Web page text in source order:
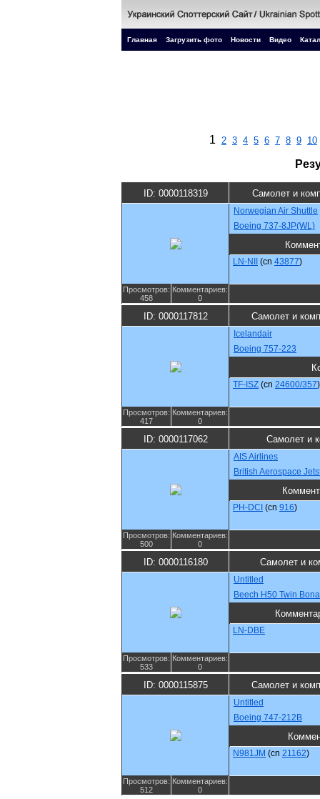
Главная Загрузить фото Новости Видео
1 2 3 4 5 6 7 8 9 10
ID: 0000118319 Самолет и
Norwegian Air Shuttle
Boeing 737-8JP(WL)
LN-NII (cn 43877)
Просмотров:
458
Комментариев:
0
ID: 0000117812 Самолет и
Icelandair
Boeing 757-223
TF-ISZ (cn 24600/357)
Просмотров:
417
Комментариев:
0
ID: 0000117062 Самолет и
AIS Airlines
British Aerospace
PH-DCI (cn 916)
Просмотров:
500
Комментариев:
0
ID: 0000116180 Самолет и
Untitled
Beech H50 Twin
LN-DBE
Просмотров:
533
Комментариев:
0
ID: 0000115875 Самолет и
Untitled
Boeing 747-212B
N981JM (cn 21162)
Просмотров:
512
Комментариев:
0